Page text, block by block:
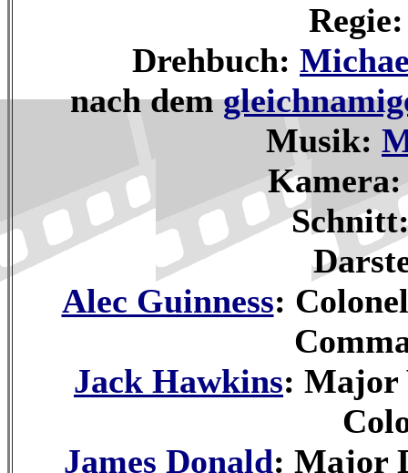
Drehbuch:
nach dem
Musik:
Alec Guinness:
Jack Hawkins: Major
James Donald: Major